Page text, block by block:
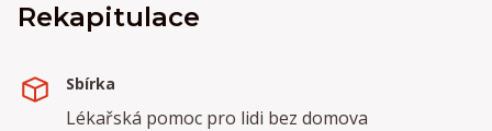
Pro dárce
Pro organizace
Rekapitulace
Sbírka
Lékařská pomoc pro lidi bez domova